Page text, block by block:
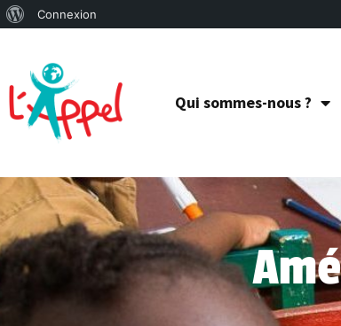
Qui sommes-nous ?
Connexion